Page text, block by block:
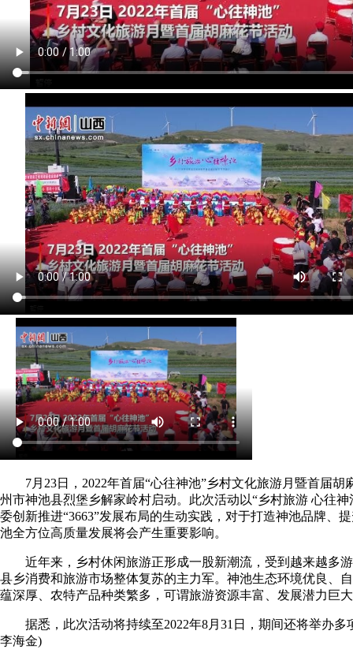
7月23日，2022年首届“心往神池”乡村文化旅游月暨首届胡
州市神池县烈堡乡解家岭村启动。此次活动以“乡村旅游 心往
委创新推进“3663”发展布局的生动实践，对于打造神池品牌、
池全方位高质量发展将会产生重要影响。
近年来，乡村休闲旅游正形成一股新潮流，受到越来越多
县乡消费和旅游市场整体复苏的主力军。神池生态环境优良、
蕴深厚、农特产品种类繁多，可谓旅游资源丰富、发展潜力巨
据悉，此次活动将持续至2022年8月31日，期间还将举办多
李海金)